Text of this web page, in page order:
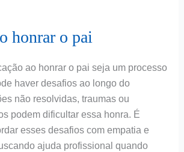
honrar o pai
ao honrar o pai seja um processo
haver desafios ao longo do
não resolvidas, traumas ou
podem dificultar essa honra. É
esses desafios com empatia e
ajuda profissional quando